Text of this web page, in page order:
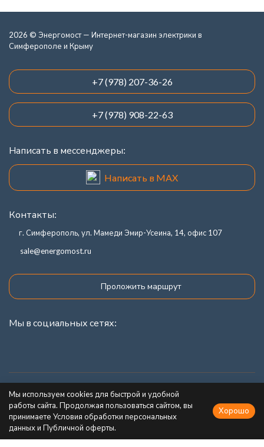
2026 © Энергомост — Интернет-магазин электрики в
Симферополе и Крыму
+7 (978) 207-36-26
+7 (978) 908-22-63
Написать в мессенджеры:
Написать в MAX
Контакты:
г. Симферополь, ул. Мамеди Эмир-Усеина, 14, офис 107
sale@energomost.ru
Проложить маршрут
Мы в социальных сетях:
Каталог товаров
Информация
Мы используем cookies для быстрой и удобной
работы сайта. Продолжая пользоваться сайтом, вы
принимаете Условия обработки персональных
данных и Публичной оферты.
Хорошо